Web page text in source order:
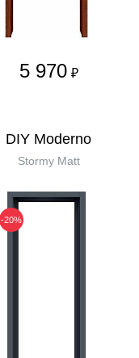
5 970 ₽
DIY Moderno
Stormy Matt
-20%